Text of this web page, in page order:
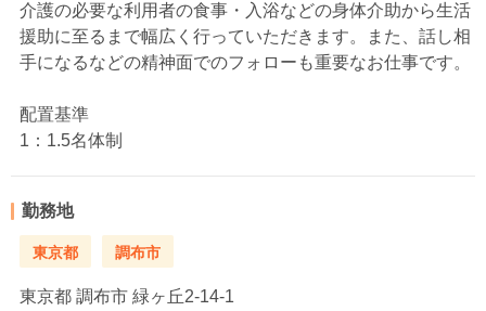
介護の必要な利用者の食事・入浴などの身体介助から生活
援助に至るまで幅広く行っていただきます。また、話し相
手になるなどの精神面でのフォローも重要なお仕事です。
配置基準
1：1.5名体制
勤務地
東京都 調布市
東京都 調布市 緑ヶ丘2-14-1